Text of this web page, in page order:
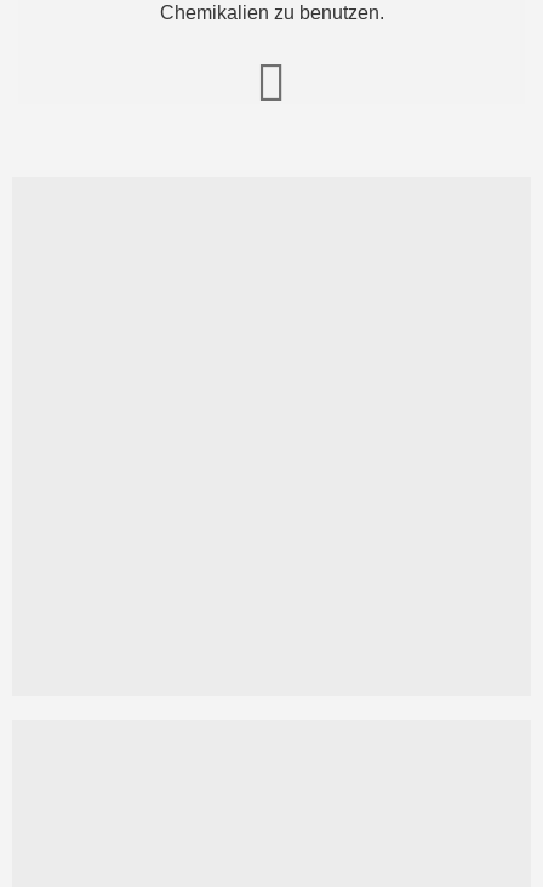
Chemikalien zu benutzen.